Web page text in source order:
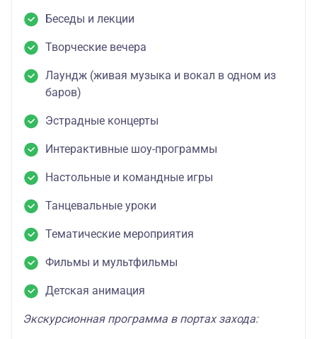
Беседы и лекции
Творческие вечера
Лаундж (живая музыка и вокал в одном из
баров)
Эстрадные концерты
Интерактивные шоу-программы
Настольные и командные игры
Танцевальные уроки
Тематические мероприятия
Фильмы и мультфильмы
Детская анимация
Экскурсионная программа в портах захода: